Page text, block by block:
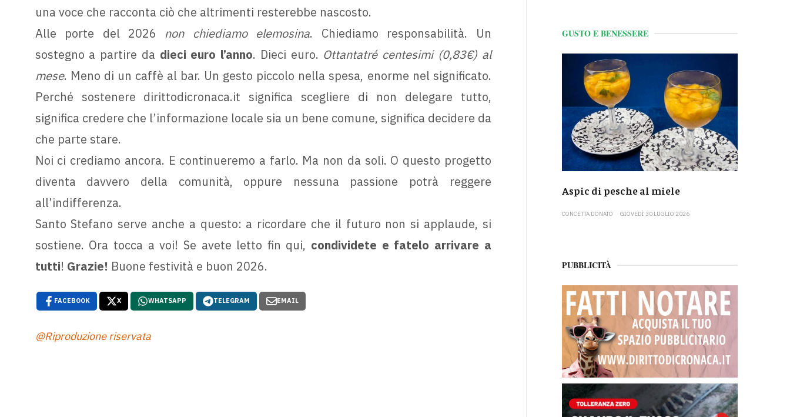
una voce che racconta ciò che altrimenti resterebbe nascosto.
Alle porte del 2026 non chiediamo elemosina. Chiediamo responsabilità. Un
sostegno a partire da dieci euro l’anno. Dieci euro. Ottantatré centesimi (0,83€) al
mese. Meno di un caffè al bar. Un gesto piccolo nella spesa, enorme nel significato.
Perché sostenere dirittodicronaca.it significa scegliere di non delegare tutto,
significa credere che l’informazione locale sia un bene comune, significa decidere da
che parte stare.
Noi ci crediamo ancora. E continueremo a farlo. Ma non da soli. O questo progetto
diventa davvero della comunità, oppure nessuna passione potrà reggere
all’indifferenza.
Santo Stefano serve anche a questo: a ricordare che il futuro non si applaude, si
sostiene. Ora tocca a voi! Se avete letto fin qui, condividete e fatelo arrivare a
tutti! Grazie! Buone festività e buon 2026.
FACEBOOK X WHATSAPP TELEGRAM EMAIL
@Riproduzione riservata
GUSTO E BENESSERE
Aspic di pesche al miele
CONCETTA DONATO GIOVEDÌ 30 LUGLIO 2026
PUBBLICITÀ